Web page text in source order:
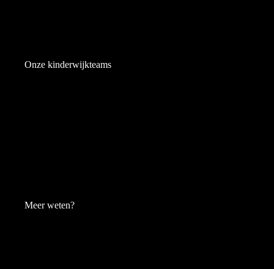
Onze kinderwijkteams
Meer weten?